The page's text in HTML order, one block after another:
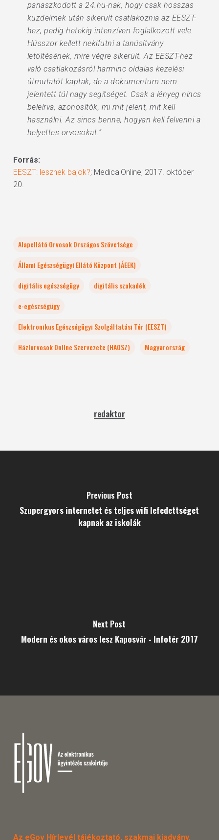
panaszkodott a 24.hu-nak, hogy csak hosszas
küzdelmek után sikerült csatlakoznia az EESZT-
hez, pedig hetekig intenzíven foglalkozott vele.
Hússzor kellett nekifutni a tanúsítvány
letöltésének, mire végre sikerült. Az EESZT-hez
való csatlakozásról harminc oldalas kezelési
útmutatót kaptak, de a dokumentum nem
jelentett túl nagy segítséget. Csak a lényeg nincs
beleírva, azonosítók, mi mit jelent, mit kell
használni. Az sincs benne, hogyan kell felvenni a
helyettes orvosokat.”
Forrás:
EESZT: lesznek bajok?; MedicalOnline; 2017. október
20.
Alapellátó Orvosok Országos Szövetsége
Állami Egészségügyi Ellátó Központ (ÁEEK)
digitális egészségügy
digitális szakadék
e-egészségügy
Elektronikus Egészségügyi Szolgáltatási Tér (EESZT)
Háziorvosok Online Szervezete (HAOSZ)
Magyarország
redaktor
Previous Post
Szupergyors internetet és teljes wifi lefedettséget
kapnak az iskolák
Next Post
Modern és okos város lesz Kaposvár - Infotér 2017
Az eGov Hírlevél tájékoztató, szakmai kiadvány.